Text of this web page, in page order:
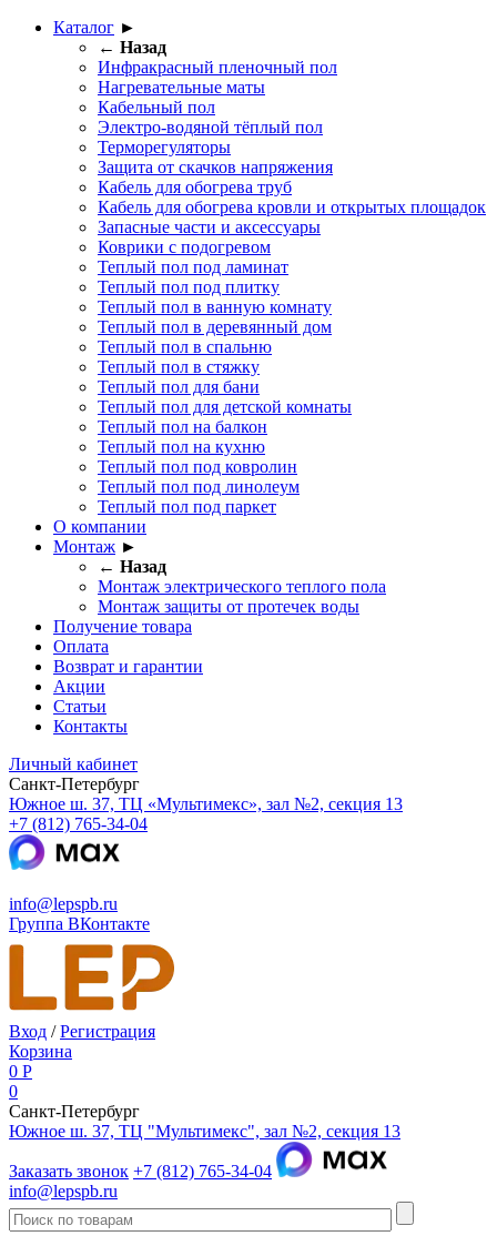
Каталог ►
← Назад
Инфракрасный пленочный пол
Нагревательные маты
Кабельный пол
Электро-водяной тёплый пол
Терморегуляторы
Защита от скачков напряжения
Кабель для обогрева труб
Кабель для обогрева кровли и открытых площадок
Запасные части и аксессуары
Коврики с подогревом
Теплый пол под ламинат
Теплый пол под плитку
Теплый пол в ванную комнату
Теплый пол в деревянный дом
Теплый пол в спальню
Теплый пол в стяжку
Теплый пол для бани
Теплый пол для детской комнаты
Теплый пол на балкон
Теплый пол на кухню
Теплый пол под ковролин
Теплый пол под линолеум
Теплый пол под паркет
О компании
Монтаж ►
← Назад
Монтаж электрического теплого пола
Монтаж защиты от протечек воды
Получение товара
Оплата
Возврат и гарантии
Акции
Статьи
Контакты
Личный кабинет
Санкт-Петербург
Южное ш. 37, ТЦ «Мультимекс», зал №2, секция 13
+7 (812) 765-34-04
info@lepspb.ru
Группа ВКонтакте
Вход /Регистрация
Корзина
0 Р
0
Санкт-Петербург
Южное ш. 37, ТЦ "Мультимекс", зал №2, секция 13
Заказать звонок +7 (812) 765-34-04
info@lepspb.ru